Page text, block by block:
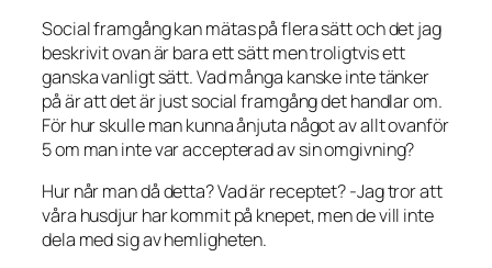
Social framgång kan mätas på flera sätt och det jag
beskrivit ovan är bara ett sätt men troligtvis ett
ganska vanligt sätt. Vad många kanske inte tänker
på är att det är justsocial framgångdet handlar om.
För hur skulle man kunna ånjuta något av allt ovanför
5 om man inte var accepterad av sin omgivning?
Hur når man då detta? Vad är receptet? -Jag tror att
våra husdjur har kommit på knepet, men de vill inte
dela med sig av hemligheten.